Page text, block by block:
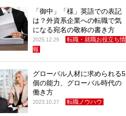
「御中」「様」英語での表記
は？外資系企業への転職で気
になる宛名の敬称の書き方
2025.12.29
転職・就職お役立ち情
報
グローバル人材に求められる5
個の能力、グローバル時代の
働き方
2023.10.27 転職ノウハウ